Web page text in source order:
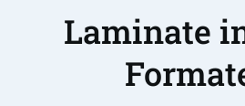
Laminate